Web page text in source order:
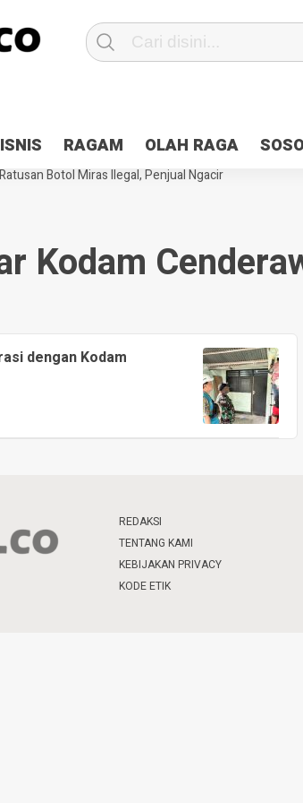
RAGAM OLAH RAGA
jam di Kota Jayapura
Pesan Sejuk Polri di
Hibah Pilkada Jayapura Cair 10 Persen,
Botol Miras Ilegal, Penjual Ngacir
Kodam
dengan Kodam
REDAKSI
TENTANG KAMI
KEBIJAKAN PRIVACY
KODE ETIK